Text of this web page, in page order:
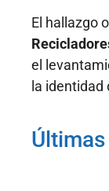
El hallazgo
el
la